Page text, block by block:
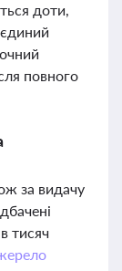
доти,
повного
за видачу
тисяч